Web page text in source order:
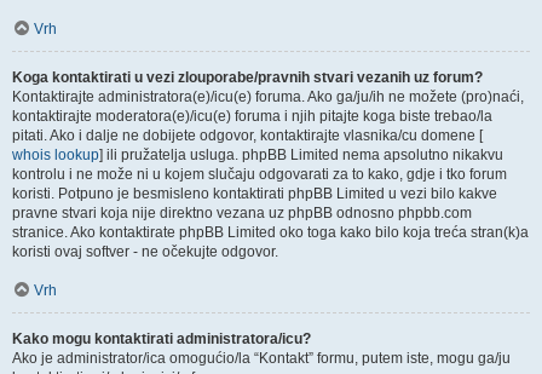
Vrh
Koga kontaktirati u vezi zlouporabe/pravnih stvari vezanih uz forum?
Kontaktirajte administratora(e)/icu(e) foruma. Ako ga/ju/ih ne možete (pro)naći,
kontaktirajte moderatora(e)/icu(e) foruma i njih pitajte koga biste trebao/la
pitati. Ako i dalje ne dobijete odgovor, kontaktirajte vlasnika/cu domene [
whois lookup] ili pružatelja usluga. phpBB Limited nema apsolutno nikakvu
kontrolu i ne može ni u kojem slučaju odgovarati za to kako, gdje i tko forum
koristi. Potpuno je besmisleno kontaktirati phpBB Limited u vezi bilo kakve
pravne stvari koja nije direktno vezana uz phpBB odnosno phpbb.com
stranice. Ako kontaktirate phpBB Limited oko toga kako bilo koja treća stran(k)a
koristi ovaj softver - ne očekujte odgovor.
Vrh
Kako mogu kontaktirati administratora/icu?
Ako je administrator/ica omogućio/la “Kontakt” formu, putem iste, mogu ga/ju